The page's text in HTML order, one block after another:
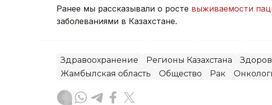
Ранее мы рассказывали о росте выживаемости
заболеваниями в Казахстане.
Здравоохранение Регионы Казахстана
Жамбылская область
Общество Рак